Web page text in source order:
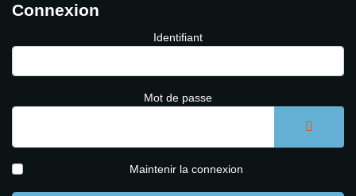
Connexion
Identifiant
Mot de passe
Maintenir la connexion